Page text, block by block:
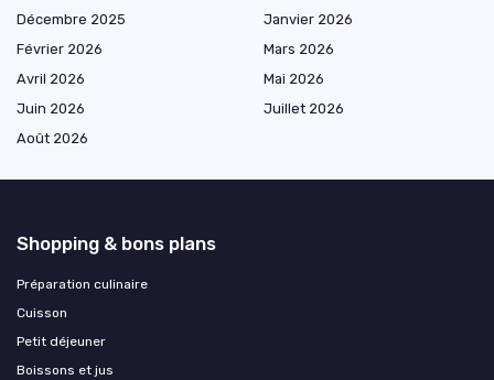
Décembre 2025
Janvier 2026
Février 2026
Mars 2026
Avril 2026
Mai 2026
Juin 2026
Juillet 2026
Août 2026
Shopping & bons plans
Préparation culinaire
Cuisson
Petit déjeuner
Boissons et jus